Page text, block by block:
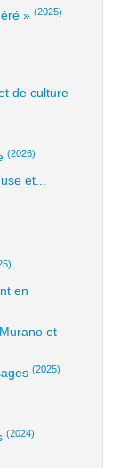
» (2025)
de culture
(2026)
et...
en
et
(2025)
(2024)